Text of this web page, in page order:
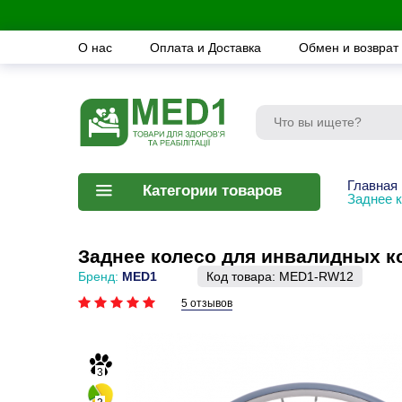
О нас Оплата и Доставка Обмен и возврат
Категории товаров
Главная
Заднее
Заднее колесо для инвалидных
Бренд: MED1 Код товара: MED1-RW12
5 отзывов
3